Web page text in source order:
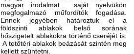
magyar irodalmat saját nyelvükön
megfogalmazó műfordítók fogadása.
Ennek jegyében határoztuk el a
földszinti ablakok belső sorának
hőszigetelt ablakokra történő cseréjét is.
A tetőtéri ablakok beázását szintén meg
kellett szüntetni.